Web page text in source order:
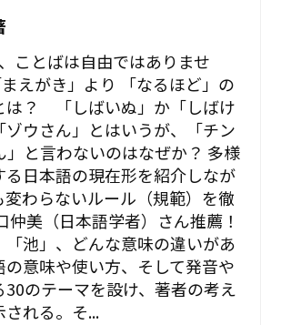
ことばは自由ではありませ
まえがき」より 「なるほど」の
は？ 「しばいぬ」か「しばけ
ウさん」とはいうが、「チン
」と言わないのはなぜか？ 多様
る日本語の現在形を紹介しなが
変わらないルール（規範）を徹
仲美（日本語学者）さん推薦！
「池」、どんな意味の違いがあ
意味や使い方、そして発音や
のテーマを設け、著者の考え
れる。そ...